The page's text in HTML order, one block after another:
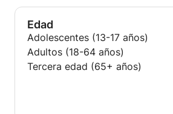
Edad
Adolescentes (13-17 años)
Adultos (18-64 años)
Tercera edad (65+ años)